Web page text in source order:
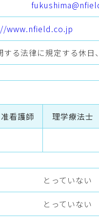
www.nfield.co.jp
る法律に規定する休日
准看護師 理学療法士
とっていない
とっていない